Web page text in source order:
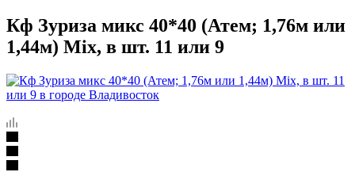
Кф Зуриза микс 40*40 (Атем; 1,76м или
1,44м) Mix, в шт. 11 или 9